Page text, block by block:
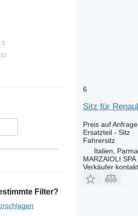
Filter?
6
Sitz für
Preis auf Anfrage
Ersatzteil - Sitz
Fahrersitz
Italien, Parma
MARZAIOLI SPA
Verkäufer